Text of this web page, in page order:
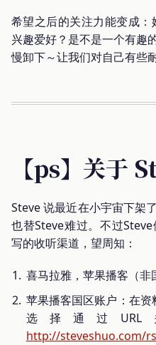
希望之后的关注力能变成
兴趣爱好？是不是一个有趣
慢卸下～让我们对自己有些
【ps】关于
Steve 说最近在小宇宙下架
也替Steve难过。不过
写的收听渠道，望周知：
喜马拉雅，苹果播客（
苹果播客国区账户：在资
选择通过
http://steveshuo.com/